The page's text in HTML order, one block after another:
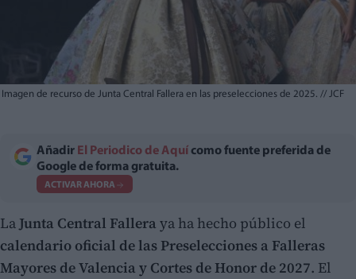
Imagen de recurso de Junta Central Fallera en las preselecciones de 2025. // JCF
Añadir El Periodico de Aquí como fuente preferida de
Google de forma gratuita.
ACTIVAR AHORA
LaJunta Central Fallera ya ha hecho público el
calendario oficial de las Preselecciones a Falleras
Mayores de Valencia y Cortes de Honor de 2027. El